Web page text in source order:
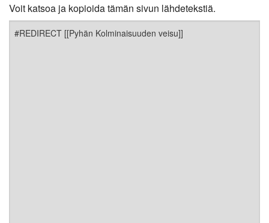
Voit katsoa ja kopioida tämän sivun lähdetekstiä.